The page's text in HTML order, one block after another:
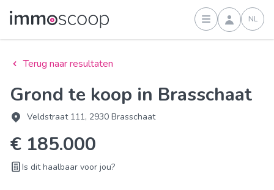
Inloggen
NL
Terug naar resultaten
Grond te koop in Brasschaat
Veldstraat 111, 2930 Brasschaat
€ 185.000
Is dit haalbaar voor jou?